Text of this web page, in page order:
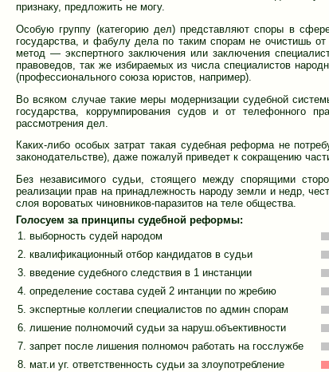
признаку, предложить не могу.
Особую группу (категорию дел) представляют споры в
государства, и фабулу дела по таким спорам не очистишь
метод — экспертного заключения или заключения
правоведов, так же избираемых из числа специалистов
(профессионального союза юристов, например).
Во всяком случае такие меры модернизации судебной
государства, коррумпирования судов и от телефонного
рассмотрения дел.
Каких-либо особых затрат такая судебная реформа не
законодательстве), даже пожалуй приведет к сокращению
Без независимого судьи, стоящего между спорящими
реализации прав на принадлежность народу земли и недр,
слоя вороватых чиновников-паразитов на теле общества.
Голосуем за принципы судебной реформы:
1. выборность судей народом
2. квалификационный отбор кандидатов в судьи
3. введение судебного следствия в 1 инстанции
4. определение состава судей 2 интанции по жребию
5. экспертные коллегии специалистов по админ спорам
6. лишение полномочий судьи за наруш.объективности
7. запрет после лишения полномоч работать на госслужбе
8. мат.и уг. ответственность судьи за злоупотребление